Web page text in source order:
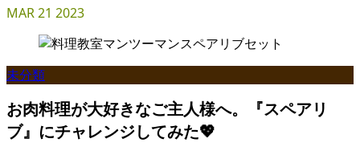
MAR21 2023
未分類
お肉料理が大好きなご主人様へ。『スペアリ
ブ』にチャレンジしてみた💖